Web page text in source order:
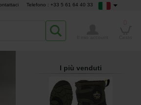
Telefono : +33 5 61 64 40 33
I più venduti